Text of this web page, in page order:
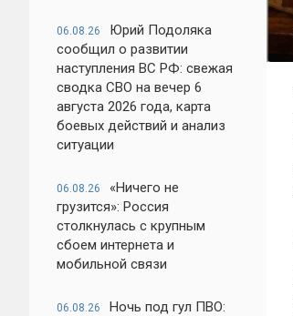
06.08.26
Юрий Подоляка
сообщил о развитии
наступления ВС РФ: свежая
сводка СВО на вечер 6
августа 2026 года, карта
боевых действий и анализ
ситуации
06.08.26
«Ничего не
грузится»: Россия
столкнулась с крупным
сбоем интернета и
мобильной связи
06.08.26
Ночь под гул ПВО: